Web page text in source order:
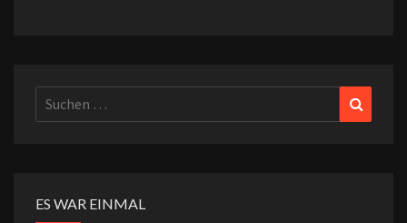
Suchen
nach:
ES WAR EINMAL